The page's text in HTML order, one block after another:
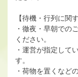
【待機・行列に関
・徹夜・早朝での
ください。
・運営が指定して
す。
・荷物を置くなど